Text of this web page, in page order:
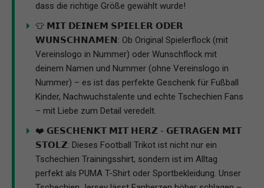
dass die richtige Größe gewählt wurde!
👕 𝗠𝗜𝗧 𝗗𝗘𝗜𝗡𝗘𝗠 𝗦𝗣𝗜𝗘𝗟𝗘𝗥 𝗢𝗗𝗘𝗥
𝗪𝗨𝗡𝗦𝗖𝗛𝗡𝗔𝗠𝗘𝗡: Ob Original Spielerflock (mit
Vereinslogo in Nummer) oder Wunschflock mit
deinem Namen und Nummer (ohne Vereinslogo in
Nummer) – es ist das perfekte Geschenk für Fußball
Kinder, Nachwuchstalente und echte Tschechien Fans
– mit Liebe zum Detail veredelt.
❤️ 𝗚𝗘𝗦𝗖𝗛𝗘𝗡𝗞𝗧 𝗠𝗜𝗧 𝗛𝗘𝗥𝗭 - 𝗚𝗘𝗧𝗥𝗔𝗚𝗘𝗡 𝗠𝗜𝗧
𝗦𝗧𝗢𝗟𝗭: Dieses Football Trikot ist nicht nur ein
Tschechien Trainingsshirt, sondern ist im Alltag
perfekt als PUMA T-Shirt oder Sportbekleidung. Unser